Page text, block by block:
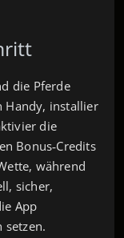
die Pferde
Handy, installier
die
Bonus‑Credits
während
sicher,
App
setzen.